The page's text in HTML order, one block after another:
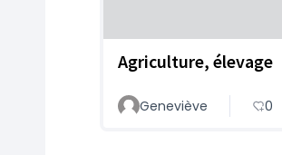
Agriculture, élevage
Geneviève 0